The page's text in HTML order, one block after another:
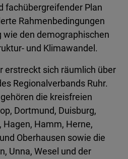
fachübergreifender Plan
Rahmenbedingungen
den demographischen
und Klimawandel.
erstreckt sich räumlich über
Regionalverbands Ruhr.
die kreisfreien
Dortmund, Duisburg,
Hagen, Hamm, Herne,
Oberhausen sowie die
Unna, Wesel und der